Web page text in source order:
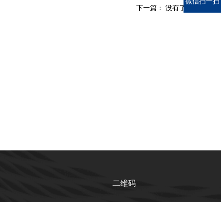
下一篇： 没有了
二维码